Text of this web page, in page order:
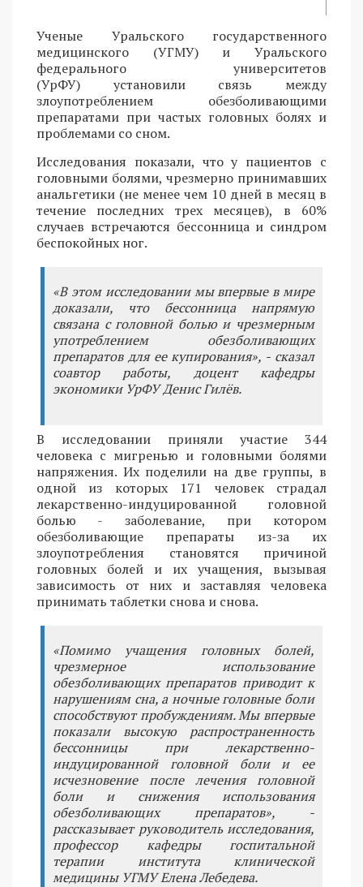
Ученые Уральского государственного
медицинского (УГМУ) и Уральского
федерального университетов
(УрФУ) установили связь между
злоупотреблением обезболивающими
препаратами при частых головных болях и
проблемами со сном.
Исследования показали, что у пациентов с
головными болями, чрезмерно принимавших
анальгетики (не менее чем 10 дней в месяц в
течение последних трех месяцев), в 60%
случаев встречаются бессонница и синдром
беспокойных ног.
«В этом исследовании мы впервые в мире
доказали, что бессонница напрямую
связана с головной болью и чрезмерным
употреблением обезболивающих
препаратов для ее купирования», - сказал
соавтор работы, доцент кафедры
экономики УрФУ Денис Гилёв.
В исследовании приняли участие 344
человека с мигренью и головными болями
напряжения. Их поделили на две группы, в
одной из которых 171 человек страдал
лекарственно-индуцированной головной
болью - заболевание, при котором
обезболивающие препараты из-за их
злоупотребления становятся причиной
головных болей и их учащения, вызывая
зависимость от них и заставляя человека
принимать таблетки снова и снова.
«Помимо учащения головных болей,
чрезмерное использование
обезболивающих препаратов приводит к
нарушениям сна, а ночные головные боли
способствуют пробуждениям. Мы впервые
показали высокую распространенность
бессонницы при лекарственно-
индуцированной головной боли и ее
исчезновение после лечения головной
боли и снижения использования
обезболивающих препаратов», -
рассказывает руководитель исследования,
профессор кафедры госпитальной
терапии института клинической
медицины УГМУ Елена Лебедева.